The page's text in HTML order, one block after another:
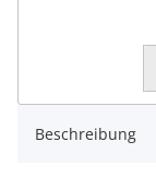
Beschreibung